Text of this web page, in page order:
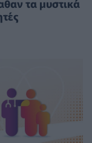
τα μυστικά